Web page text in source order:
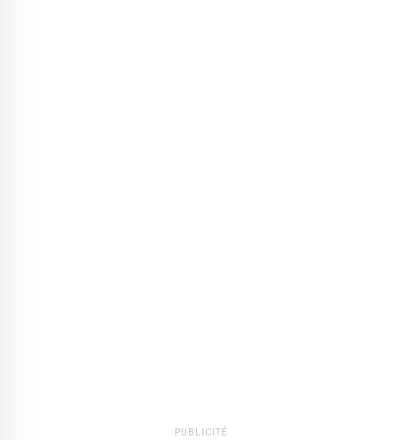
PUBLICITÉ